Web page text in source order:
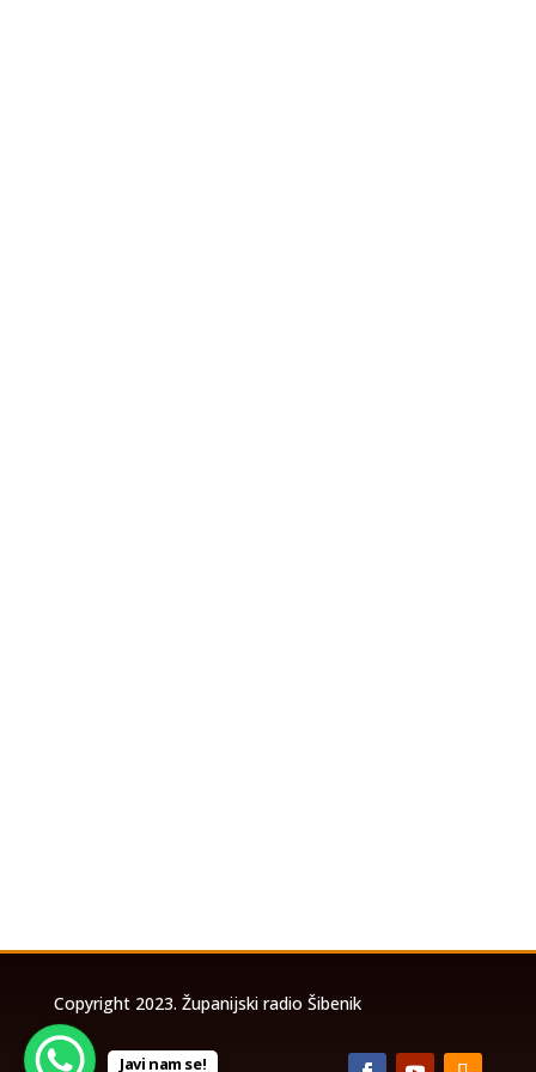
Copyright 2023. Županijski radio Šibenik
Javi nam se!